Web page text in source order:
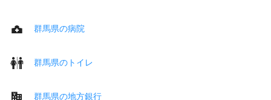
群馬県の病院
群馬県のトイレ
群馬県の地方銀行